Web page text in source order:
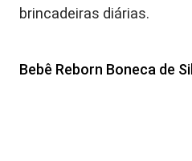
brincadeiras diárias.
Bebê Reborn Boneca de